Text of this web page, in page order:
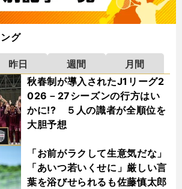
グ
昨日 週間
月間
秋春制が導入されたJ1リーグ2
026－27シーズンの行方はい
かに!? ５人の識者が全順位を
大胆予想
「お前がラクして生意気だな」
「あいつ若いくせに」厳しい言
葉を浴びせられるも佐藤慎太郎